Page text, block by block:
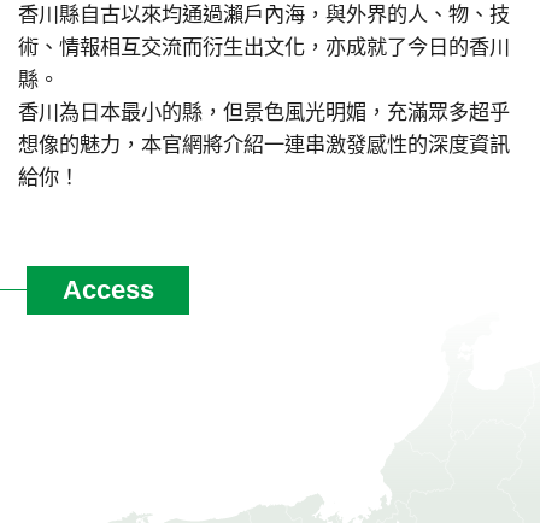
香川縣自古以來均通過瀨戶內海，與外界的人、物、技
術、情報相互交流而衍生出文化，亦成就了今日的香川
縣。
香川為日本最小的縣，但景色風光明媚，充滿眾多超乎
想像的魅力，本官網將介紹一連串激發感性的深度資訊
給你！
Access